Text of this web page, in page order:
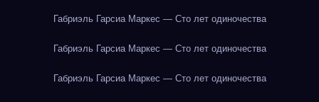
Габриэль Гарсиа Маркес — Сто лет одиночества
Габриэль Гарсиа Маркес — Сто лет одиночества
Габриэль Гарсиа Маркес — Сто лет одиночества